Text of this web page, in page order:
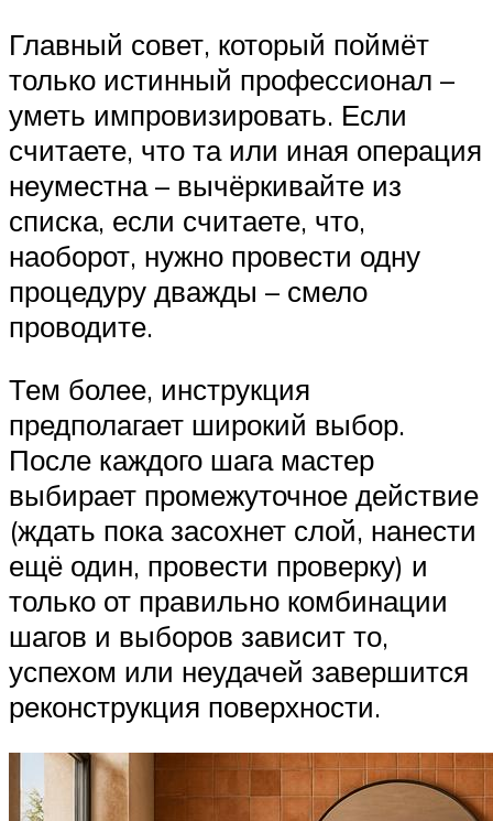
Главный совет, который поймёт
только истинный профессионал –
уметь импровизировать. Если
считаете, что та или иная операция
неуместна – вычёркивайте из
списка, если считаете, что,
наоборот, нужно провести одну
процедуру дважды – смело
проводите.
Тем более, инструкция
предполагает широкий выбор.
После каждого шага мастер
выбирает промежуточное действие
(ждать пока засохнет слой, нанести
ещё один, провести проверку) и
только от правильно комбинации
шагов и выборов зависит то,
успехом или неудачей завершится
реконструкция поверхности.